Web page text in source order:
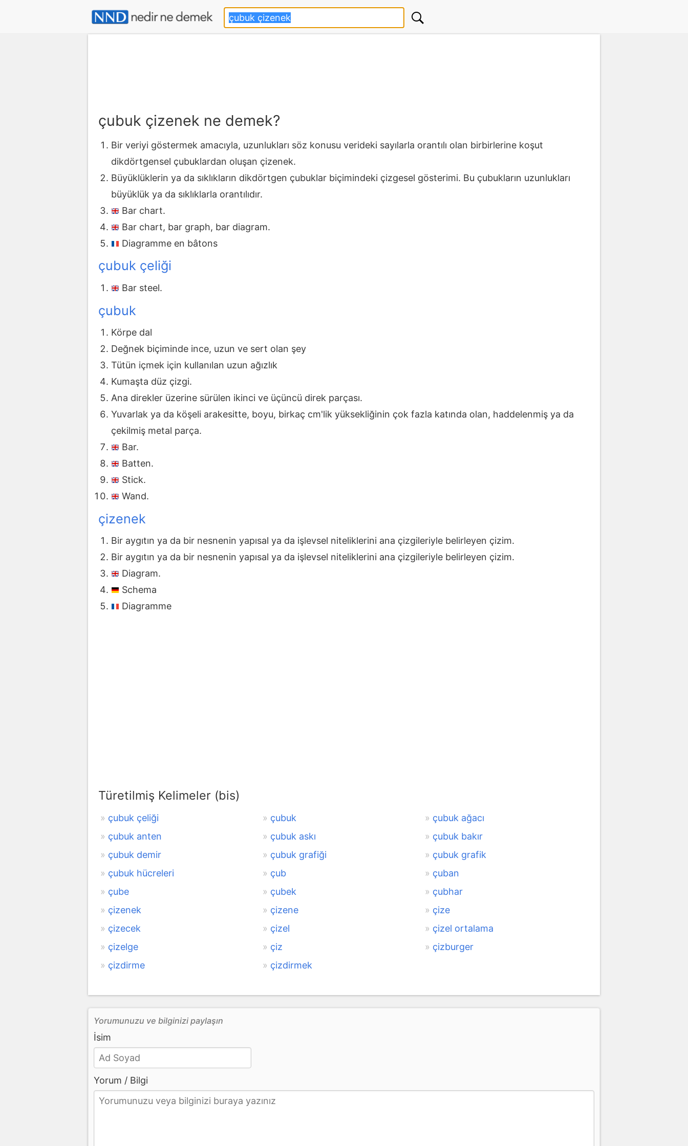
çubuk çizenek ne demek?
Bir veriyi göstermek amacıyla, uzunlukları söz konusu verideki sayılarla orantılı olan birbirlerine koşut
dikdörtgensel çubuklardan oluşan çizenek.
Büyüklüklerin ya da sıklıkların dikdörtgen çubuklar biçimindeki çizgesel gösterimi. Bu çubukların uzunlukları
büyüklük ya da sıklıklarla orantılıdır.
Bar chart.
Bar chart, bar graph, bar diagram.
Diagramme en bâtons
çubuk çeliği
Bar steel.
çubuk
Körpe dal
Değnek biçiminde ince, uzun ve sert olan şey
Tütün içmek için kullanılan uzun ağızlık
Kumaşta düz çizgi.
Ana direkler üzerine sürülen ikinci ve üçüncü direk parçası.
Yuvarlak ya da köşeli arakesitte, boyu, birkaç cm'lik yüksekliğinin çok fazla katında olan, haddelenmiş ya da
çekilmiş metal parça.
Bar.
Batten.
Stick.
Wand.
çizenek
Bir aygıtın ya da bir nesnenin yapısal ya da işlevsel niteliklerini ana çizgileriyle belirleyen çizim.
Bir aygıtın ya da bir nesnenin yapısal ya da işlevsel niteliklerini ana çizgileriyle belirleyen çizim.
Diagram.
Schema
Diagramme
Türetilmiş Kelimeler (bis)
çubuk çeliği çubuk
çubuk ağacı
çubuk anten
çubuk askı
çubuk bakır
çubuk demir
çubuk grafiği
çubuk grafik
çubuk hücreleri
çub
çuban
çube
çubek
çubhar
çizenek
çizene
çize
çizecek
çizel
çizel ortalama
çizelge
çiz
çizburger
çizdirme
çizdirmek
Yorumunuzu ve bilginizi paylaşın
İsim
Yorum / Bilgi